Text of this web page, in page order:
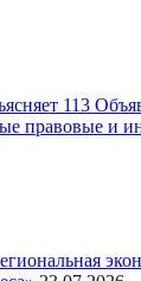
113
правовые и